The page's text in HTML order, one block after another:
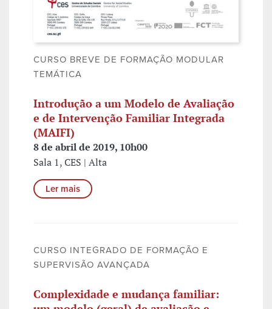
CURSO BREVE DE FORMAÇÃO MODULAR
TEMÁTICA
Introdução a um Modelo de Avaliação
e de Intervenção Familiar Integrada
(MAIFI)
8 de abril de 2019, 10h00
Sala 1, CES | Alta
Ler mais
CURSO INTEGRADO DE FORMAÇÃO E
SUPERVISÃO AVANÇADA
Complexidade e mudança familiar: